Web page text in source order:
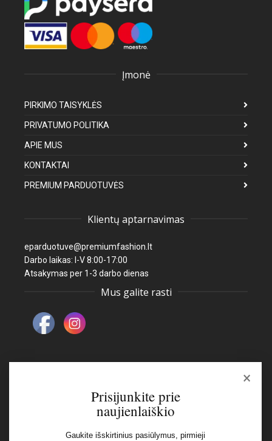
Įmonė
PIRKIMO TAISYKLĖS
PRIVATUMO POLITIKA
APIE MUS
KONTAKTAI
PREMIUM PARDUOTUVĖS
Klientų aptarnavimas
eparduotuve@premiumfashion.lt
Darbo laikas: I-V 8:00-17:00
Atsakymas per 1-3 darbo dienas
Mus galite rasti
Naujienlaiškis
×
Prisijunkite prie
naujienlaiškio
Gaukite išskirtinius pasiūlymus, pirmieji